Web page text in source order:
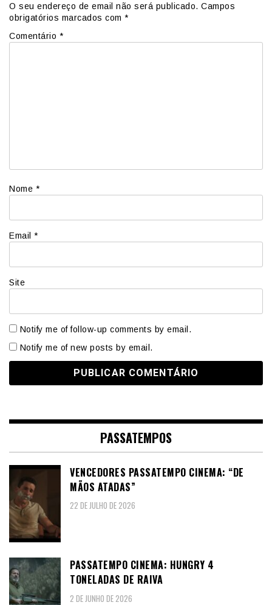
O seu endereço de email não será publicado. Campos
obrigatórios marcados com *
Comentário *
Nome *
Email *
Site
Notify me of follow-up comments by email.
Notify me of new posts by email.
PASSATEMPOS
VENCEDORES PASSATEMPO CINEMA: “DE
MÃOS ATADAS”
22 DE JULHO DE 2026
PASSATEMPO CINEMA: HUNGRY 4
TONELADAS DE RAIVA
2 DE JUNHO DE 2026